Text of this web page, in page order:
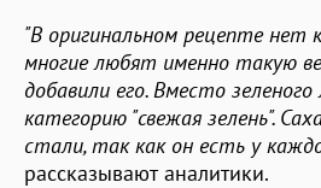
"В оригинальном рецепте нет
многие любят именно такую
добавили его. Вместо зеленого
категорию "свежая зелень".
стали, так как он есть у
рассказывают аналитики.